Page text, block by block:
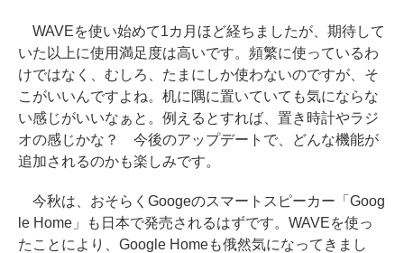
WAVEを使い始めて1カ月ほど経ちましたが、期待して
いた以上に使用満足度は高いです。頻繁に使っているわ
けではなく、むしろ、たまにしか使わないのですが、そ
こがいいんですよね。机に隅に置いていても気にならな
い感じがいいなぁと。例えるとすれば、置き時計やラジ
オの感じかな？ 今後のアップデートで、どんな機能が
追加されるのかも楽しみです。
今秋は、おそらくGoogeのスマートスピーカー「Goog
le Home」も日本で発売されるはずです。WAVEを使っ
たことにより、Google Homeも俄然気になってきまし